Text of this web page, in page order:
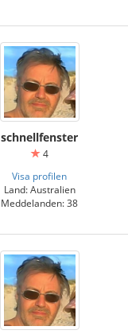
schnellfenster
4
Visa profilen
Land: Australien
Meddelanden: 38